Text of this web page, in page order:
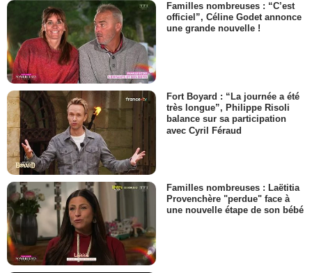
Familles nombreuses : “C’est
officiel”, Céline Godet annonce
une grande nouvelle !
Fort Boyard : “La journée a été
très longue”, Philippe Risoli
balance sur sa participation
avec Cyril Féraud
Familles nombreuses : Laëtitia
Provenchère "perdue" face à
une nouvelle étape de son bébé